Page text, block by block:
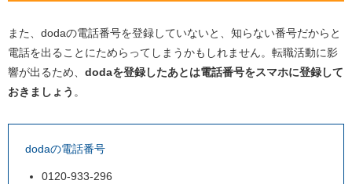
また、 dodaの電話番号を登録していないと、知らない番号だからと
電話を出ることにためらってしまうかもしれません。転職活動に影
響が出るため、 dodaを登録したあとは電話番号をスマホに登録して
おきましょう 。
dodaの電話番号
0120-933-296